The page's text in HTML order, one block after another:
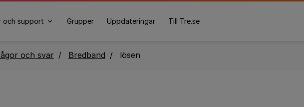
och support Grupper Uppdateringar Till Tre.se
och svar Bredband lösen